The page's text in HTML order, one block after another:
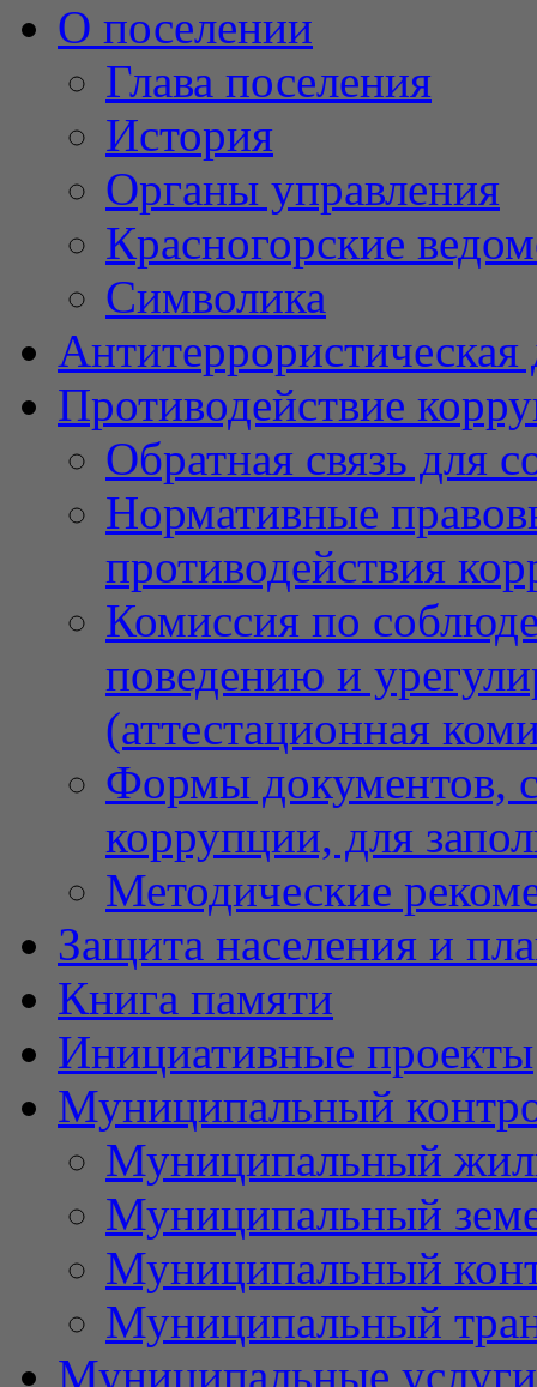
О поселении
Глава поселения
История
Органы управления
Красногорские
Символика
Антитеррористическая
Противодействие
Обратная связь для
Нормативные
противодействия
Комиссия по
поведению и
(аттестационная
Формы документов,
коррупции, для
Методические
Защита населения и
Книга памяти
Инициативные проекты
Муниципальный
Муниципальный
Муниципальный
Муниципальный
Муниципальный
Муниципальные